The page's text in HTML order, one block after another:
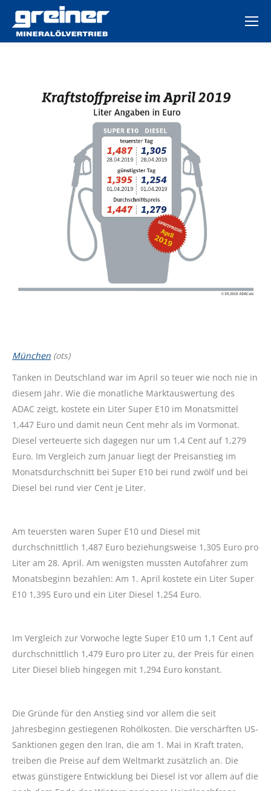
München (ots)
Tanken in Deutschland war im April so teuer wie noch nie in
diesem Jahr. Wie die monatliche Marktauswertung des
ADAC zeigt, kostete ein Liter Super E10 im Monatsmittel
1,447 Euro und damit neun Cent mehr als im Vormonat.
Diesel verteuerte sich dagegen nur um 1,4 Cent auf 1,279
Euro. Im Vergleich zum Januar liegt der Preisanstieg im
Monatsdurchschnitt bei Super E10 bei rund zwölf und bei
Diesel bei rund vier Cent je Liter.
Am teuersten waren Super E10 und Diesel mit
durchschnittlich 1,487 Euro beziehungsweise 1,305 Euro pro
Liter am 28. April. Am wenigsten mussten Autofahrer zum
Monatsbeginn bezahlen: Am 1. April kostete ein Liter Super
E10 1,395 Euro und ein Liter Diesel 1,254 Euro.
Im Vergleich zur Vorwoche legte Super E10 um 1,1 Cent auf
durchschnittlich 1,479 Euro pro Liter zu, der Preis für einen
Liter Diesel blieb hingegen mit 1,294 Euro konstant.
Die Gründe für den Anstieg sind vor allem die seit
Jahresbeginn gestiegenen Rohölkosten. Die verschärften US-
Sanktionen gegen den Iran, die am 1. Mai in Kraft traten,
treiben die Preise auf dem Weltmarkt zusätzlich an. Die
etwas günstigere Entwicklung bei Diesel ist vor allem auf die